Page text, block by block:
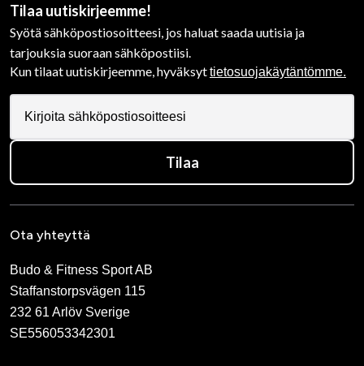
Tilaa uutiskirjeemme!
Syötä sähköpostiosoitteesi, jos haluat saada uutisia ja
tarjouksia suoraan sähköpostiisi.
Kun tilaat uutiskirjeemme, hyväksyttietosuojakäytäntömme.
Tilaa
Ota yhteyttä
Budo & Fitness Sport AB
Staffanstorpsvägen 115
232 61 Arlöv Sverige
SE556053342301